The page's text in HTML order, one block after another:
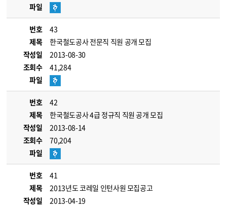
파일
번호
43
제목
한국철도공사 전문직 직원 공개 모집
작성일
2013-08-30
조회수
41,284
파일
번호
42
제목
한국철도공사 4급 정규직 직원 공개 모집
작성일
2013-08-14
조회수
70,204
파일
번호
41
제목
2013년도 코레일 인턴사원 모집공고
작성일
2013-04-19